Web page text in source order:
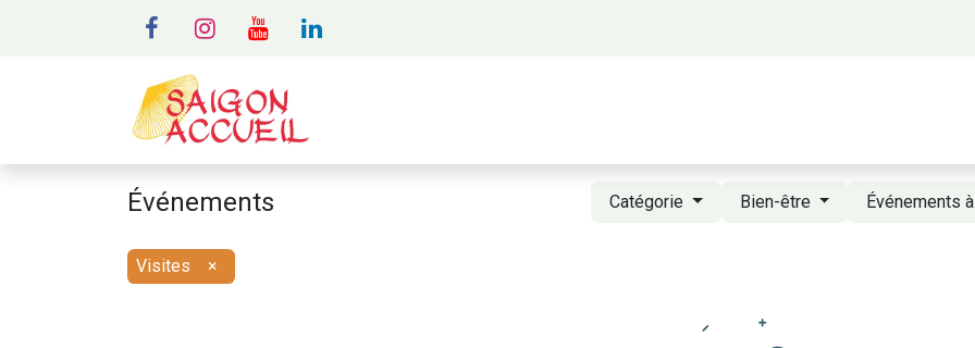
Événements Catégorie Bien-être Événements
Visites ×